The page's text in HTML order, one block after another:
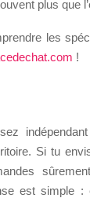
plus que
les
!
Si tu
est simple :